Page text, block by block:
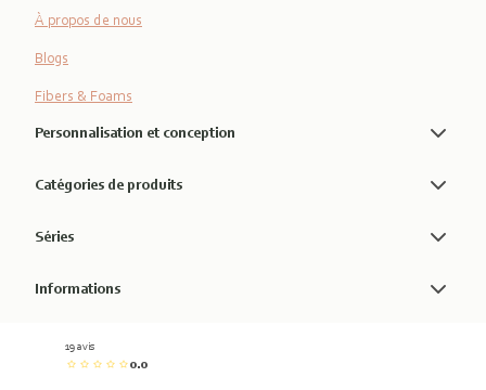
À propos de nous
Blogs
Fibers & Foams
Personnalisation et conception
Catégories de produits
Séries
Informations
19 avis
0.0